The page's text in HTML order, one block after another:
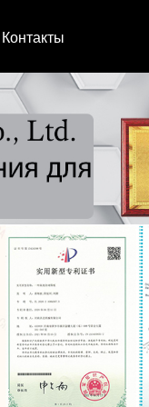
Контакты